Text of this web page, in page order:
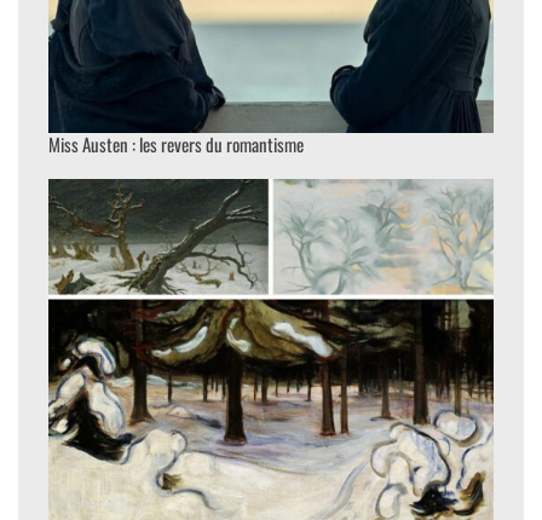
Miss Austen : les revers du romantisme